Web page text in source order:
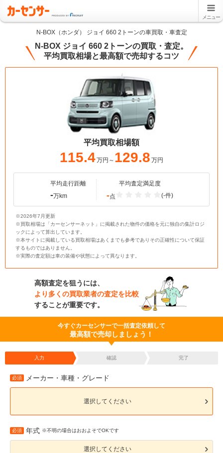
メニュー
N-BOX（ホンダ） ジョイ 660 2トーンの車買取・車査定
N-BOX ジョイ 660 2トーンの買取・査定。
平均買取相場と最高額で売却するコツ
平均買取相場額
115.4万円～ 129.8 万円
平均走行距離
-万km
平均査定満足度
-点 (-件)
※2026年7月更新
※買取相場は「カーセンサーネット」に掲載された物件の価格を元に独自の集計ロジ
ックによって算出しています。
※本サイトに掲載している買取相場はあくまでも参考でありその正確性について保証
するものではありません。
※実際の査定額は車の装備や状態によって異なります。
高額査定を狙うには、
より多くの買取業者の査定を比較
することが重要です。
今すぐカーセンサーで一括査定依頼して
最高額で売却しましょう！
入力 確認 完了
必須 メーカー・車種・グレード
選択してください
必須 年式 ※不明の場合はおおよそでOKです
選択してください